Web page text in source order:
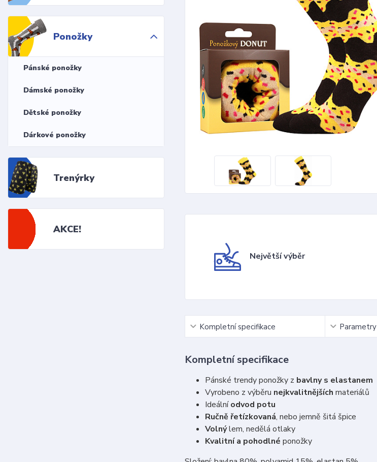
Ponožky
Pánské ponožky
Dámské ponožky
Dětské ponožky
Dárkové ponožky
Trenýrky
AKCE!
Největší výběr
Kompletní specifikace Parametry
Kompletní specifikace
Pánské trendy ponožky z bavlny s elastanem
Vyrobeno z výběru nejkvalitnějších materiálů
Ideálníodvod potu
Ručně řetízkovaná, nebo jemně šitá špice
Volnýlem, nedělá otlaky
Kvalitní a pohodlné ponožky